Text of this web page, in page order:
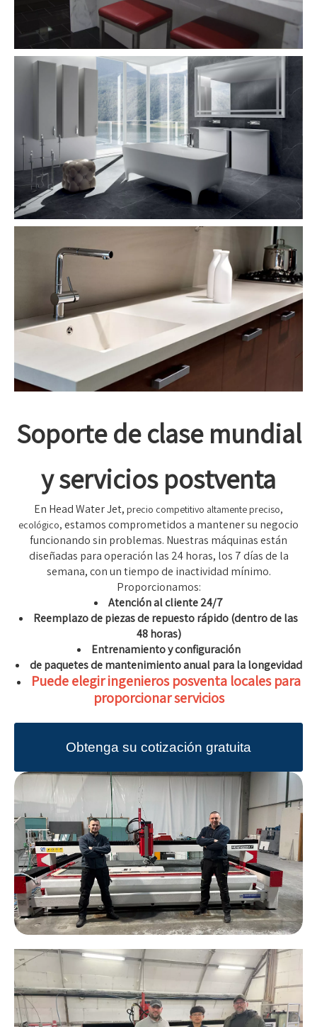
Soporte de clase mundial
y servicios postventa
En Head Water Jet, precio competitivo altamente preciso,
ecológico, estamos comprometidos a mantener su negocio
funcionando sin problemas. Nuestras máquinas están
diseñadas para operación las 24 horas, los 7 días de la
semana, con un tiempo de inactividad mínimo.
Proporcionamos:
Atención al cliente 24/7
Reemplazo de piezas de repuesto rápido (dentro de las
48 horas)
Entrenamiento y configuración
de paquetes de mantenimiento anual para la longevidad
Puede elegir ingenieros posventa locales para
proporcionar servicios
Obtenga su cotización gratuita
ahora